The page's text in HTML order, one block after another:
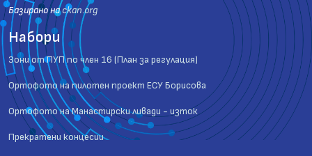
Базиранo наckan.org
Набори
Зони от ПУП по член 16 (План за регулация)
Ортофото на пилотен проект ЕСУ Борисова
Ортофото на Манастирски ливади - изток
Прекратени концесии